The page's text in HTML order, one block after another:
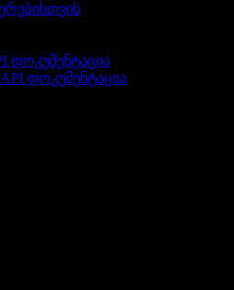
დოკუმენტაცია
დოკუმენტაცია